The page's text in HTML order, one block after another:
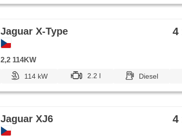
Jaguar X-Type 4
2,2 114KW
114 kW 2.2 l Diesel
Jaguar XJ6 4